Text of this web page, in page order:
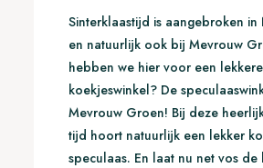
Sinterklaastijd is aangebroken
en natuurlijk ook bij Mevrouw
hebben we hier voor een lekkere
koekjeswinkel? De
Mevrouw Groen! Bij deze
tijd hoort natuurlijk een lekker
speculaas. En laat nu net vos de